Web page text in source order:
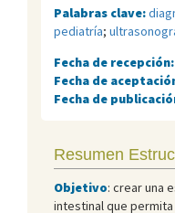
Palabras clave:
pediatría;
Fecha de recepción:
Fecha de
Fecha de
Resumen
Objetivo: crear una
intestinal que